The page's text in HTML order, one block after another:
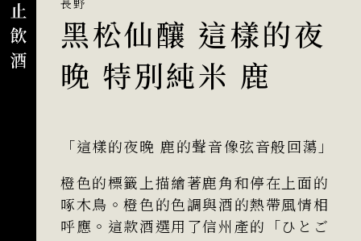
長野
黑松仙釀 這樣的夜
晚 特別純米 鹿
「這樣的夜晚 鹿的聲音像弦音般回蕩」
橙色的標籤上描繪著鹿角和停在上面的
啄木鳥。橙色的色調與酒的熱帶風情相
呼應。這款酒選用了信州產的「ひとご